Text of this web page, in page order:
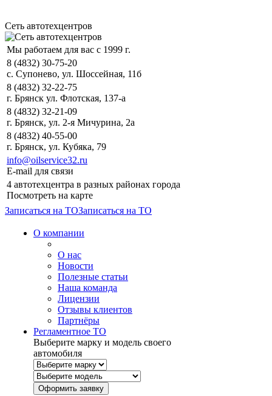
Сеть автотехцентров
Мы работаем для вас с 1999 г.
8 (4832) 30-75-20
с. Супонево, ул. Шоссейная, 11б
8 (4832) 32-22-75
г. Брянск ул. Флотская, 137-а
8 (4832) 32-21-09
г. Брянск, ул. 2-я Мичурина, 2а
8 (4832) 40-55-00
г. Брянск, ул. Кубяка, 79
info@oilservice32.ru
E-mail для связи
4 автотехцентра в разных районах города
Посмотреть на карте
Записаться на ТОЗаписаться на ТО
О компании
О нас
Новости
Полезные статьи
Наша команда
Лицензии
Отзывы клиентов
Партнёры
Регламентное ТО
Выберите марку и модель своего
автомобиля